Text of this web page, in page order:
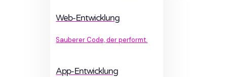
Web-Entwicklung
Sauberer Code, der performt.
App-Entwicklung